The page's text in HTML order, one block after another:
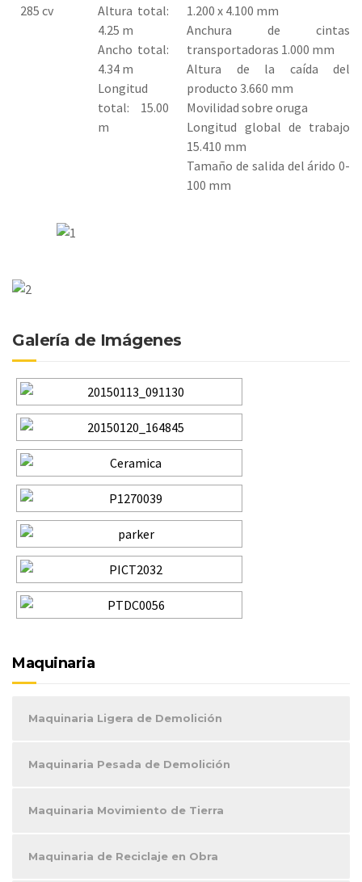
285 cv
Altura total:
4.25 m
Ancho total:
4.34 m
Longitud
total: 15.00
m
1.200 x 4.100 mm
Anchura de cintas
transportadoras 1.000 mm
Altura de la caída del
producto 3.660 mm
Movilidad sobre oruga
Longitud global de trabajo
15.410 mm
Tamaño de salida del árido 0-
100 mm
Galería de Imágenes
Maquinaria
Maquinaria Ligera de Demolición
Maquinaria Pesada de Demolición
Maquinaria Movimiento de Tierra
Maquinaria de Reciclaje en Obra